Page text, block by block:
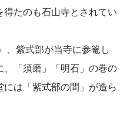
たのも石山寺とされてい
、紫式部が当寺に参篭し
「須磨」「明石」の巻の
は「紫式部の間」が造ら